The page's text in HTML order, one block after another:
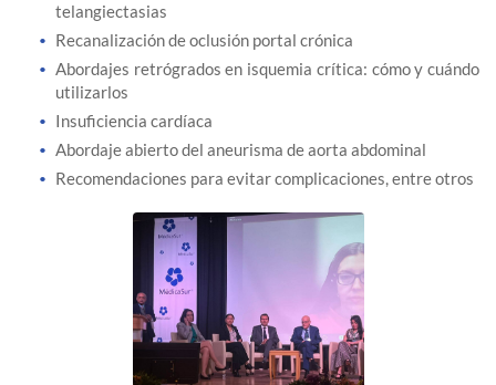
telangiectasias
Recanalización de oclusión portal crónica
Abordajes retrógrados en isquemia crítica: cómo y cuándo
utilizarlos
Insuficiencia cardíaca
Abordaje abierto del aneurisma de aorta abdominal
Recomendaciones para evitar complicaciones, entre otros